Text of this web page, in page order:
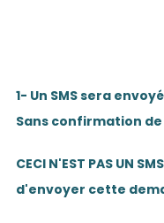
1- Un SMS sera
Sans confirmation
CECI N'EST PAS UN
d'envoyer cette